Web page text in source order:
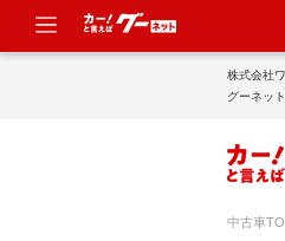
株式会社
グーネッ
中古車